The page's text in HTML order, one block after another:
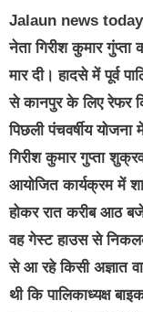
Jalaun news today ।
नेता गिरीश कुमार
मार दी। हादसे में पूर्व
से कानपुर के लिए रेफर
पिछली पंचवर्षीय
गिरीश कुमार गुप्ता
आयोजित कार्यक्रम में
होकर रात करीब आठ
वह गेस्ट हाउस से
से आ रहे किसी अज्ञात
थी कि पालिकाध्यक्ष